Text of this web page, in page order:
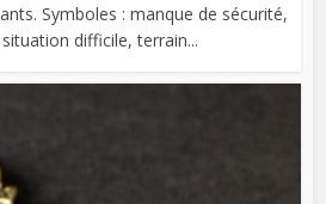
Symboles : manque de sécurité,
difficile, terrain...